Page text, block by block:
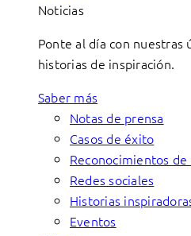
Noticias
Ponte al día con nuestras
historias de inspiración.
Saber más
Notas de prensa
Casos de éxito
Reconocimientos de
Redes sociales
Historias
Eventos